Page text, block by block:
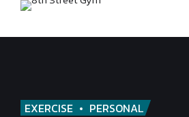
EXERCISE PERSONAL